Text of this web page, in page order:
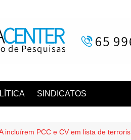
SINDICATOS
incluírem PCC e CV em lista de